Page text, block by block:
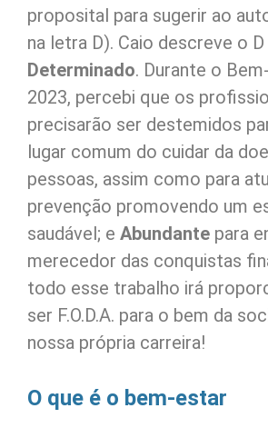
proposital para sugerir ao
na letra D). Caio descreve o
Determinado. Durante o
2023, percebi que os
precisarão ser destemidos
lugar comum do cuidar da
pessoas, assim como para
prevenção promovendo um
saudável; e Abundante para
merecedor das conquistas
todo esse trabalho irá
ser F.O.D.A. para o bem da
nossa própria carreira!
O que é o bem-estar